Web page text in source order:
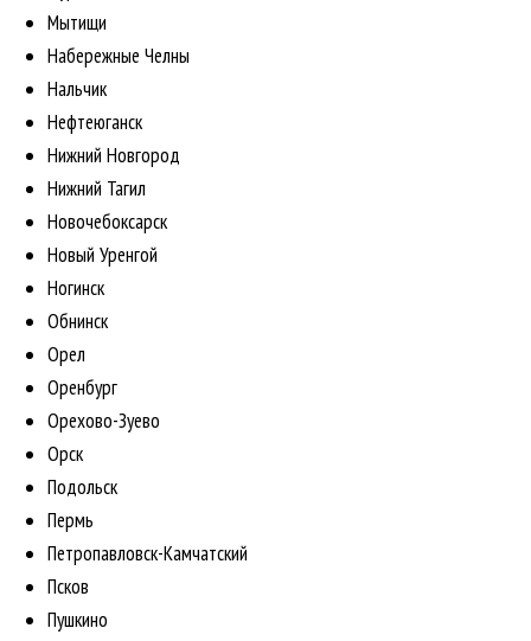
Мытищи
Набережные Челны
Нальчик
Нефтеюганск
Нижний Новгород
Нижний Тагил
Новочебоксарск
Новый Уренгой
Ногинск
Обнинск
Орел
Оренбург
Орехово-Зуево
Орск
Подольск
Пермь
Петропавловск-Камчатский
Псков
Пушкино